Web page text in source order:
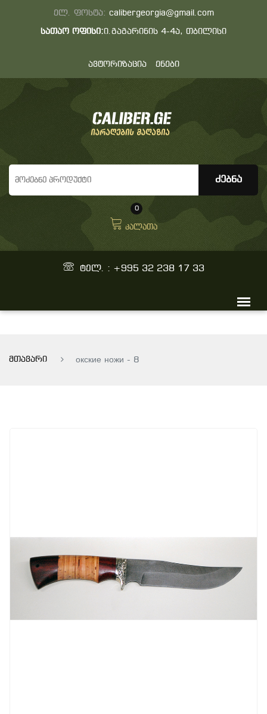
ელ. ფოსტა: calibergeorgia@gmail.com
სათაო ოფისი:ი.გაგარინის 4-4ა, თბილისი
ავტორიზაცია ენები
0
კალათა
ტელ. : +995 32 238 17 33
მთავარი окские ножи - 8